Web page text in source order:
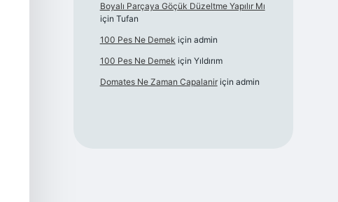
Boyalı Parçaya Göçük Düzeltme Yapılır Mı
için Tufan
100 Pes Ne Demek için admin
100 Pes Ne Demek için Yıldırım
Domates Ne Zaman Capalaniriçin admin